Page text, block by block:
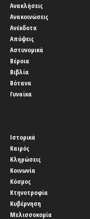
Ανακλήσεις
Ανακοινώσεις
Ανέκδοτα
Απόψεις
Αστυνομικά
Βέροια
Βιβλία
Βότανα
Γυναίκα
Ιστορικά
Καιρός
Κληρώσεις
Κοινωνία
Κόσμος
Κτηνοτροφία
Κυβέρνηση
Μελισσοκομία